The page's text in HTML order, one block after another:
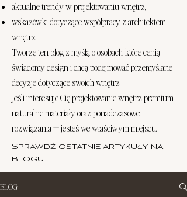
aktualne trendy w projektowaniu wnętrz,
wskazówki dotyczące współpracy z architektem
wnętrz.
Tworzę ten blog z myślą o osobach, które cenią
świadomy design i chcą podejmować przemyślane
decyzje dotyczące swoich wnętrz.
Jeśli interesuje Cię projektowanie wnętrz premium,
naturalne materiały oraz ponadczasowe
rozwiązania — jesteś we właściwym miejscu.
Sprawdź ostatnie artykuły na
blogu
BLOG